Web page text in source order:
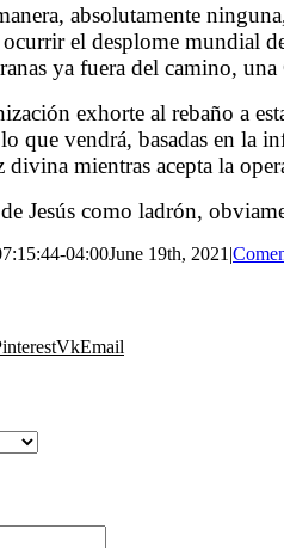
absolutamente
el desplome mundial
ya fuera del camino,
exhorte al rebaño a
que vendrá, basadas en la
divina mientras acepta la
Jesús como ladrón,
04:00June 19th, 2021 |
VkEmail